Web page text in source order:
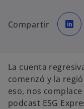
Compartir e
a
a
s
La cuenta
comenzó y la
eso, nos
podcast ESG